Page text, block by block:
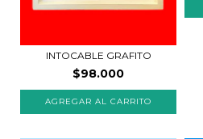
INTOCABLE GRAFITO
$98.000
AGREGAR AL CARRITO